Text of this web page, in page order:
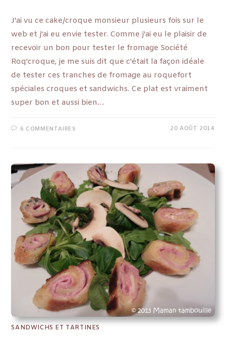
J'ai vu ce cake/croque monsieur plusieurs fois sur le
web et j'ai eu envie tester. Comme j'ai eu le plaisir de
recevoir un bon pour tester le fromage Société
Roq'croque, je me suis dit que c'était la façon idéale
de tester ces tranches de fromage au roquefort
spéciales croques et sandwichs. Ce plat est vraiment
super bon et aussi bien…
6 COMMENTAIRES 20 AOÛT 2014
SANDWICHS ET TARTINES